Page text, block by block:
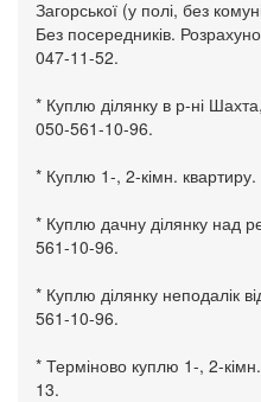
Загорської (у полі, без
Без посередників.
047-11-52.
* Куплю ділянку в р-ні
050-561-10-96.
* Куплю 1-, 2-кімн.
* Куплю дачну ділянку над
561-10-96.
* Куплю ділянку неподалік
561-10-96.
* Терміново куплю 1-, 2-
13.